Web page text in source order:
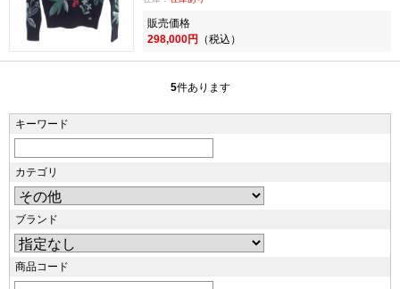
販売価格
298,000円 （税込）
5件あります
キーワード
カテゴリ
ブランド
商品コード